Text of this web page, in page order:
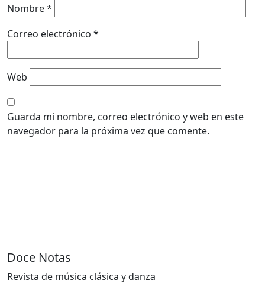
Nombre*
Correo electrónico *
Web
Guarda mi nombre, correo electrónico y web en este
navegador para la próxima vez que comente.
Doce Notas
Revista de música clásica y danza